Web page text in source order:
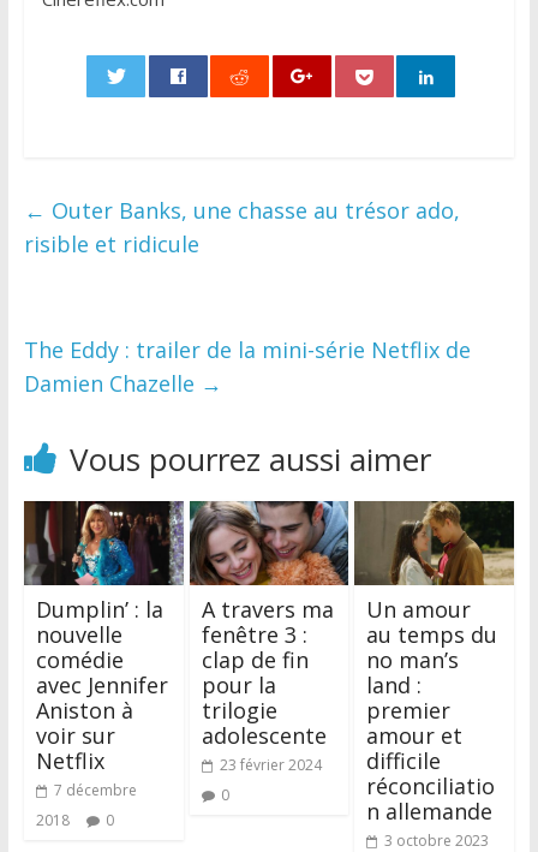
← Outer Banks, une chasse au trésor ado,
risible et ridicule
The Eddy : trailer de la mini-série Netflix de
Damien Chazelle →
Vous pourrez aussi aimer
Dumplin’ : la
nouvelle
comédie
avec Jennifer
Aniston à
voir sur
Netflix
7 décembre
2018
0
A travers ma
fenêtre 3 :
clap de fin
pour la
trilogie
adolescente
23 février 2024
0
Un amour
au temps du
no man’s
land :
premier
amour et
difficile
réconciliatio
n allemande
3 octobre 2023